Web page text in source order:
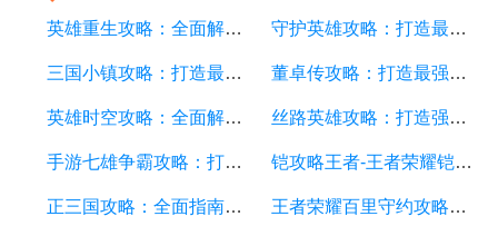
英雄重生攻略：全面解析游戏中的技巧和策略 守护英雄攻略：打造最强英雄阵容，征战战场的必备指南
三国小镇攻略：打造最强小镇，征战三国！ 董卓传攻略：打造最强势力，征战乱世！
英雄时空攻略：全面解析游戏中的策略和技巧 丝路英雄攻略：打造强大的战队，征服丝路大陆
手游七雄争霸攻略：打造最强阵容、战胜敌人的秘诀大揭秘！ 铠攻略王者-王者荣耀铠英雄全面解析及游戏攻略
正三国攻略：全面指南、战略技巧、装备强化和英雄培养 王者荣耀百里守约攻略：打造强力射手的技巧与策略